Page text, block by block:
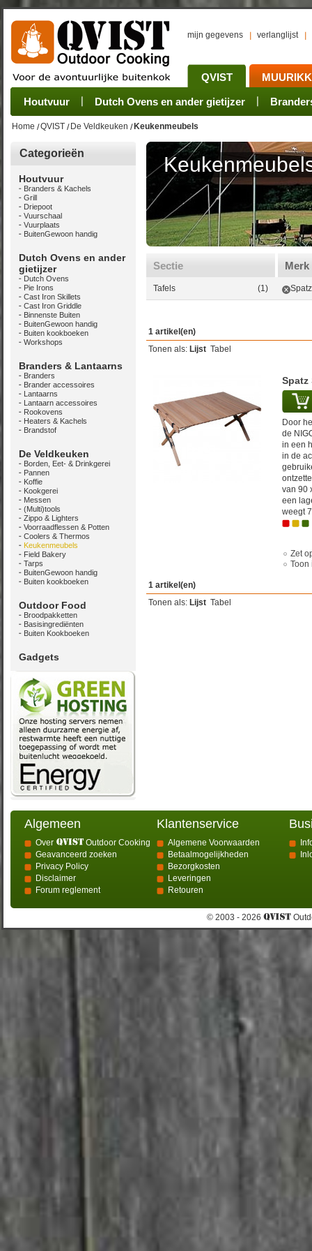
mijn gegevens verlanglijst
QVIST
Houtvuur Dutch Ovens en ander gietijzer
Grillplaat & ijzers Pannen Rookovens
Oogsten Verwerken Bewaren Onderhoud
Sets Stoves Camping sets Pots, Pans, Kettles
Home QVIST De Veldkeuken Keukenmeubels
Categorieën
Houtvuur
Branders & Kachels
Grill
Driepoot
Vuurschaal
Vuurplaats
BuitenGewoon handig
Dutch Ovens en ander
gietijzer
Dutch Ovens
Pie Irons
Cast Iron Skillets
Cast Iron Griddle
Binnenste Buiten
BuitenGewoon handig
Buiten kookboeken
Workshops
Branders & Lantaarns
Branders
Brander accessoires
Lantaarns
Lantaarn accessoires
Rookovens
Heaters & Kachels
Brandstof
De Veldkeuken
Borden, Eet- & Drinkgerei
Pannen
Koffie
Kookgerei
Messen
(Multi)tools
Zippo & Lighters
Voorraadflessen & Potten
Coolers & Thermos
Keukenmeubels
Field Bakery
Tarps
BuitenGewoon handig
Buiten kookboeken
Outdoor Food
Broodpakketten
Basisingrediënten
Buiten Kookboeken
Gadgets
Sectie
Tafels (1)
Merk
Spatz
1 artikel(en)
Tonen als: Lijst Tabel
Spatz
Door
de
in een
in de
van 90
een
weegt
Zet
Toon
1 artikel(en)
Tonen als: Lijst Tabel
Algemeen
Over
Outdoor Cooking
Geavanceerd zoeken
Privacy Policy
Disclaimer
Forum reglement
Klantenservice
Algemene Voorwaarden
Betaalmogelijkheden
Bezorgkosten
Leveringen
Retouren
© 2003 - 2026